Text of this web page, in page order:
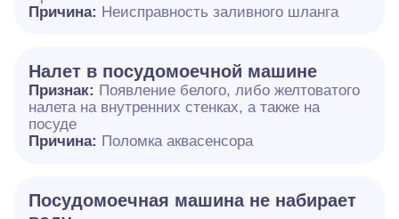
Причина: Неисправность заливного шланга
Налет в посудомоечной машине
Признак: Появление белого, либо желтоватого
налета на внутренних стенках, а также на
посуде
Причина: Поломка аквасенсора
Посудомоечная машина не набирает